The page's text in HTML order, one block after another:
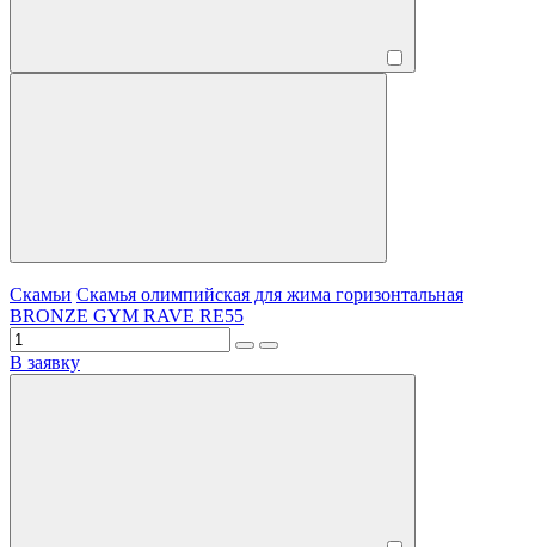
Скамьи Скамья олимпийская для жима горизонтальная
BRONZE GYM RAVE RE55
В заявку